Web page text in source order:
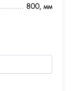
800, мм